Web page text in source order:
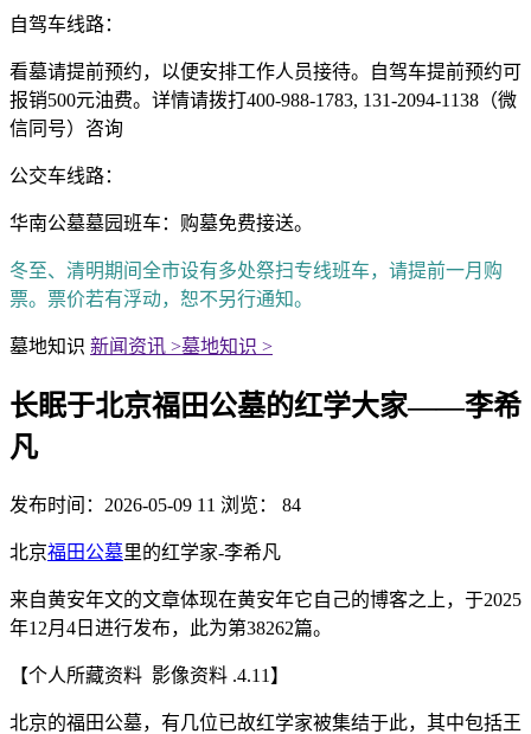
自驾车线路：
看墓请提前预约，以便安排工作人员接待。自驾车提前预约可
报销500元油费。详情请拨打400-988-1783, 131-2094-1138（微
信同号）咨询
公交车线路：
华南公墓墓园班车：购墓免费接送。
冬至、清明期间全市设有多处祭扫专线班车，请提前一月购
票。票价若有浮动，恕不另行通知。
墓地知识 新闻资讯 >墓地知识 >
长眠于北京福田公墓的红学大家——李希
凡
发布时间：2026-05-09 11 浏览： 84
北京福田公墓里的红学家-李希凡
来自黄安年文的文章体现在黄安年它自己的博客之上，于2025
年12月4日进行发布，此为第38262篇。
【个人所藏资料 影像资料 .4.11】
北京的福田公墓，有几位已故红学家被集结于此，其中包括王